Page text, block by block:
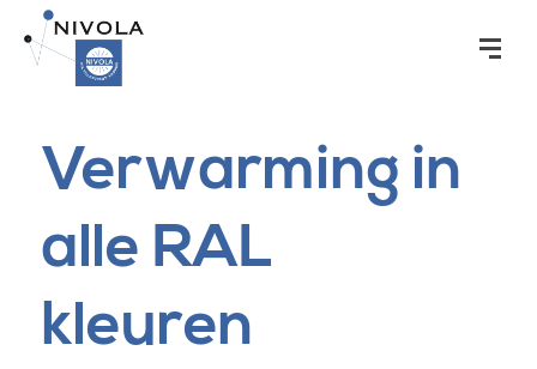
Verwarming in
alle RAL
kleuren